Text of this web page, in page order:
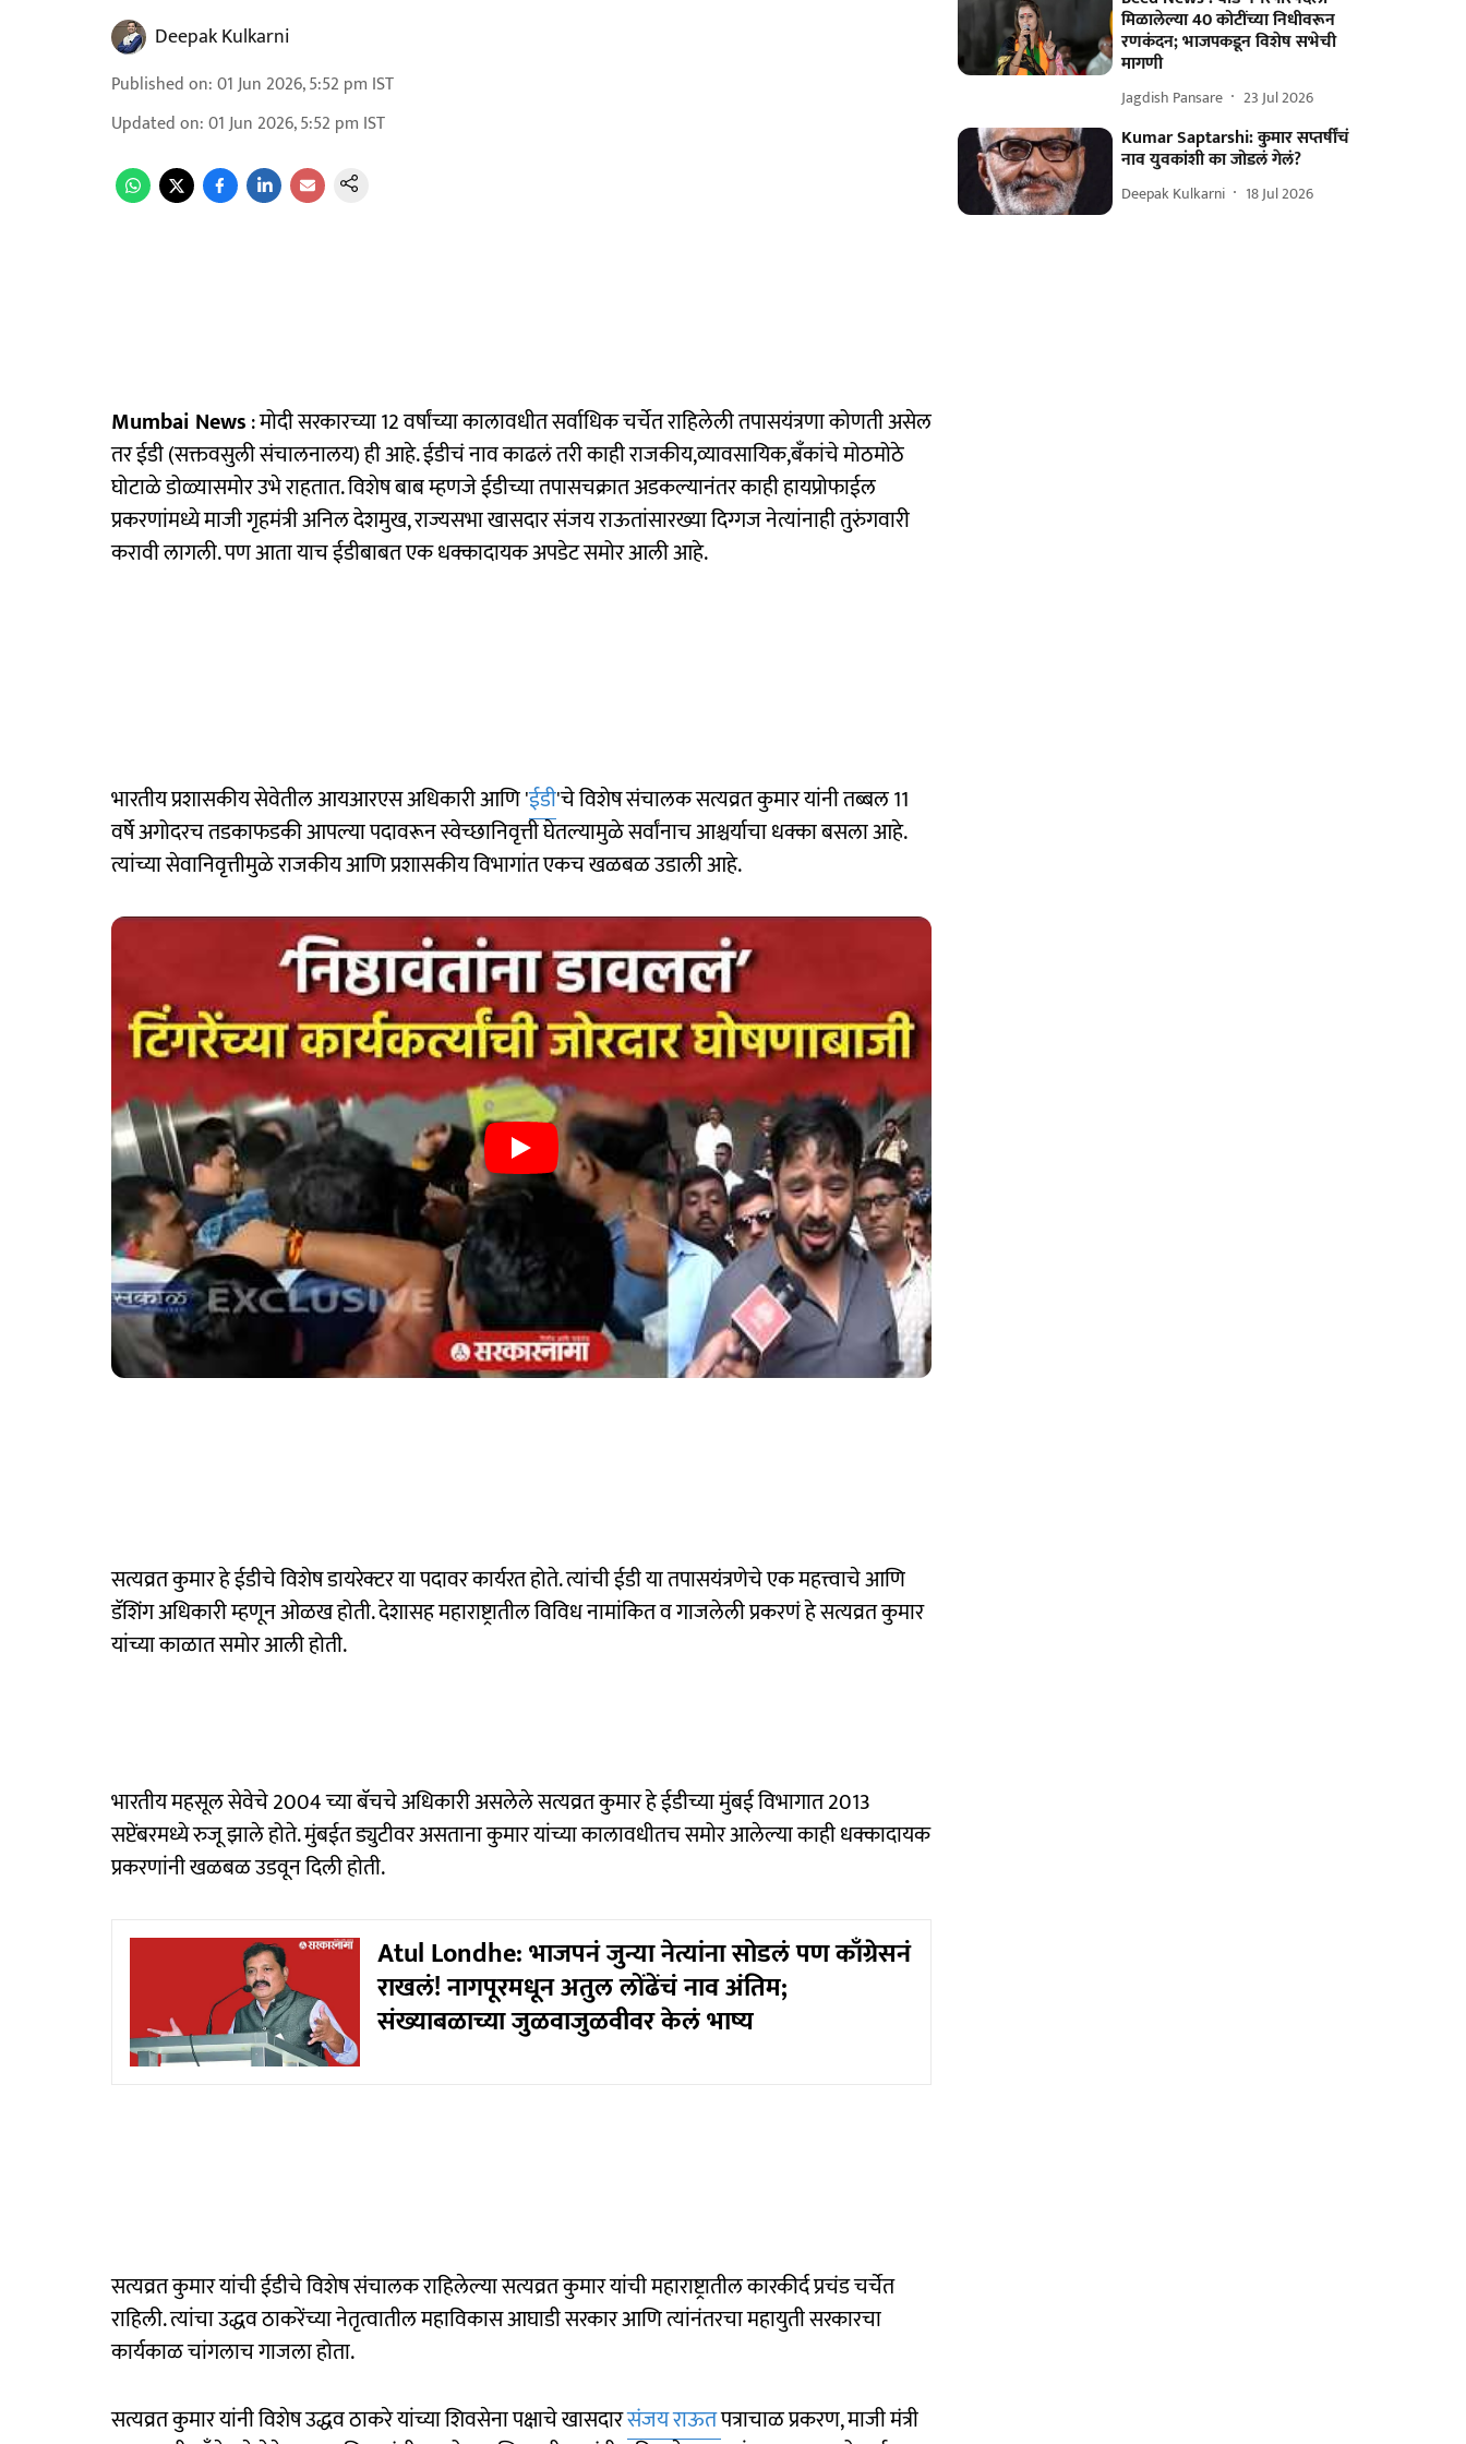
Deepak Kulkarni
Published on:01 Jun 2026, 5:52 pm IST
Updated on:01 Jun 2026, 5:52 pm IST
Mumbai News: मोदी सरकारच्या 12 वर्षांच्या कालावधीत सर्वाधिक चर्चेत राहिलेली तपासयंत्रणा कोणती असेल
तर ईडी (सक्तवसुली संचालनालय) ही आहे. ईडीचं नाव काढलं तरी काही राजकीय,व्यावसायिक,बँकांचे मोठमोठे
घोटाळे डोळ्यासमोर उभे राहतात. विशेष बाब म्हणजे ईडीच्या तपासचक्रात अडकल्यानंतर काही हायप्रोफाईल
प्रकरणांमध्ये माजी गृहमंत्री अनिल देशमुख, राज्यसभा खासदार संजय राऊतांसारख्या दिग्गज नेत्यांनाही तुरुंगवारी
करावी लागली. पण आता याच ईडीबाबत एक धक्कादायक अपडेट समोर आली आहे.
भारतीय प्रशासकीय सेवेतील आयआरएस अधिकारी आणि 'ईडी'चे विशेष संचालक सत्यव्रत कुमार यांनी तब्बल 11
वर्षे अगोदरच तडकाफडकी आपल्या पदावरून स्वेच्छानिवृत्ती घेतल्यामुळे सर्वांनाच आश्चर्याचा धक्का बसला आहे.
त्यांच्या सेवानिवृत्तीमुळे राजकीय आणि प्रशासकीय विभागांत एकच खळबळ उडाली आहे.
सत्यव्रत कुमार हे ईडीचे विशेष डायरेक्टर या पदावर कार्यरत होते. त्यांची ईडी या तपासयंत्रणेचे एक महत्त्वाचे आणि
डॅशिंग अधिकारी म्हणून ओळख होती. देशासह महाराष्ट्रातील विविध नामांकित व गाजलेली प्रकरणं हे सत्यव्रत कुमार
यांच्या काळात समोर आली होती.
भारतीय महसूल सेवेचे 2004 च्या बॅचचे अधिकारी असलेले सत्यव्रत कुमार हे ईडीच्या मुंबई विभागात 2013
सप्टेंबरमध्ये रुजू झाले होते. मुंबईत ड्युटीवर असताना कुमार यांच्या कालावधीतच समोर आलेल्या काही धक्कादायक
प्रकरणांनी खळबळ उडवून दिली होती.
Atul Londhe: भाजपनं जुन्या नेत्यांना सोडलं पण काँग्रेसनं
राखलं! नागपूरमधून अतुल लोंढेंचं नाव अंतिम;
संख्याबळाच्या जुळवाजुळवीवर केलं भाष्य
सत्यव्रत कुमार यांची ईडीचे विशेष संचालक राहिलेल्या सत्यव्रत कुमार यांची महाराष्ट्रातील कारकीर्द प्रचंड चर्चेत
राहिली. त्यांचा उद्धव ठाकरेंच्या नेतृत्वातील महाविकास आघाडी सरकार आणि त्यांनंतरचा महायुती सरकारचा
कार्यकाळ चांगलाच गाजला होता.
सत्यव्रत कुमार यांनी विशेष उद्धव ठाकरे यांच्या शिवसेना पक्षाचे खासदारसंजय राऊतपत्राचाळ प्रकरण, माजी मंत्री
मिळालेल्या 40 कोटींच्या निधीवरून
रणकंदन; भाजपकडून विशेष सभेची
मागणी
Jagdish Pansare 23 Jul 2026
Kumar Saptarshi: कुमार सप्तर्षींचं
नाव युवकांशी का जोडलं गेलं?
Deepak Kulkarni 18 Jul 2026